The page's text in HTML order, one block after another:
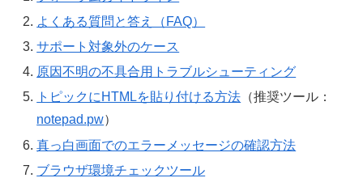
よくある質問と答え（FAQ）
サポート対象外のケース
原因不明の不具合用トラブルシューティング
トピックにHTMLを貼り付ける方法 （推奨ツール：
notepad.pw）
真っ白画面でのエラーメッセージの確認方法
ブラウザ環境チェックツール